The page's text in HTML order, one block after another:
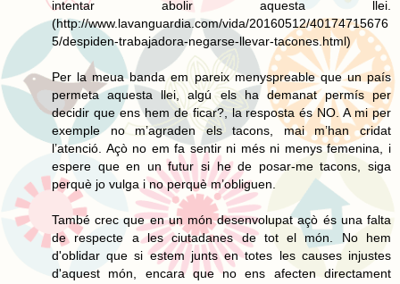
intentar abolir aquesta llei.
(http://www.lavanguardia.com/vida/20160512/40174715676
5/despiden-trabajadora-negarse-llevar-tacones.html)
Per la meua banda em pareix menyspreable que un país
permeta aquesta llei, algú els ha demanat permís per
decidir que ens hem de ficar?, la resposta és NO. A mi per
exemple no m’agraden els tacons, mai m’han cridat
l’atenció. Açò no em fa sentir ni més ni menys femenina, i
espere que en un futur si he de posar-me tacons, siga
perquè jo vulga i no perquè m’obliguen.
També crec que en un món desenvolupat açò és una falta
de respecte a les ciutadanes de tot el món. No hem
d'oblidar que si estem junts en totes les causes injustes
d'aquest món, encara que no ens afecten directament